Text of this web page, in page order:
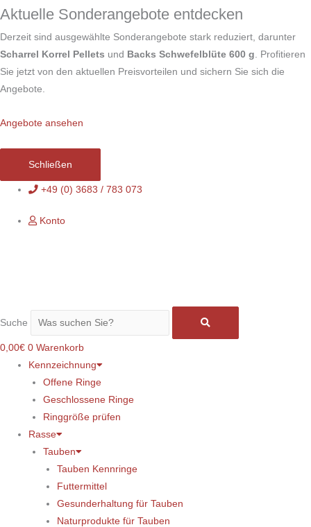
Aktuelle Sonderangebote entdecken
Derzeit sind ausgewählte Sonderangebote stark reduziert, darunter
Scharrel Korrel Pellets und Backs Schwefelblüte 600 g. Profitieren
Sie jetzt von den aktuellen Preisvorteilen und sichern Sie sich die
Angebote.
Angebote ansehen
Schließen
Zum
springen
+49 (0) 3683 / 783 073
Konto
Suche
0,00€ 0 Warenkorb
Kennzeichnung
Offene Ringe
Geschlossene Ringe
Ringgröße prüfen
Rasse
Tauben
Tauben Kennringe
Futtermittel
Gesunderhaltung für Tauben
Naturprodukte für Tauben